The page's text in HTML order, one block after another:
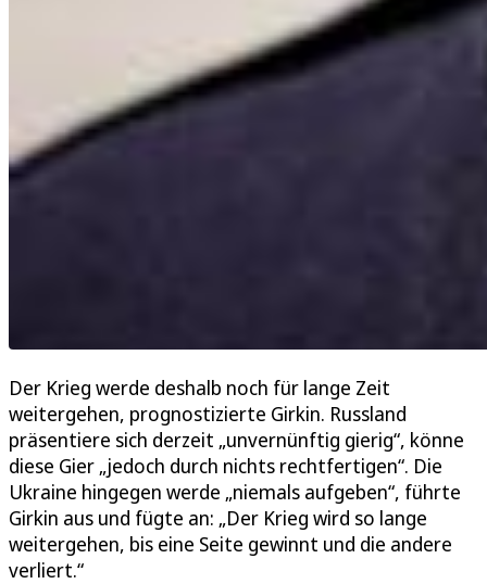
Der Krieg werde deshalb noch für lange Zeit
weitergehen, prognostizierte Girkin. Russland
präsentiere sich derzeit „unvernünftig gierig“, könne
diese Gier „jedoch durch nichts rechtfertigen“. Die
Ukraine hingegen werde „niemals aufgeben“, führte
Girkin aus und fügte an: „Der Krieg wird so lange
weitergehen, bis eine Seite gewinnt und die andere
verliert.“